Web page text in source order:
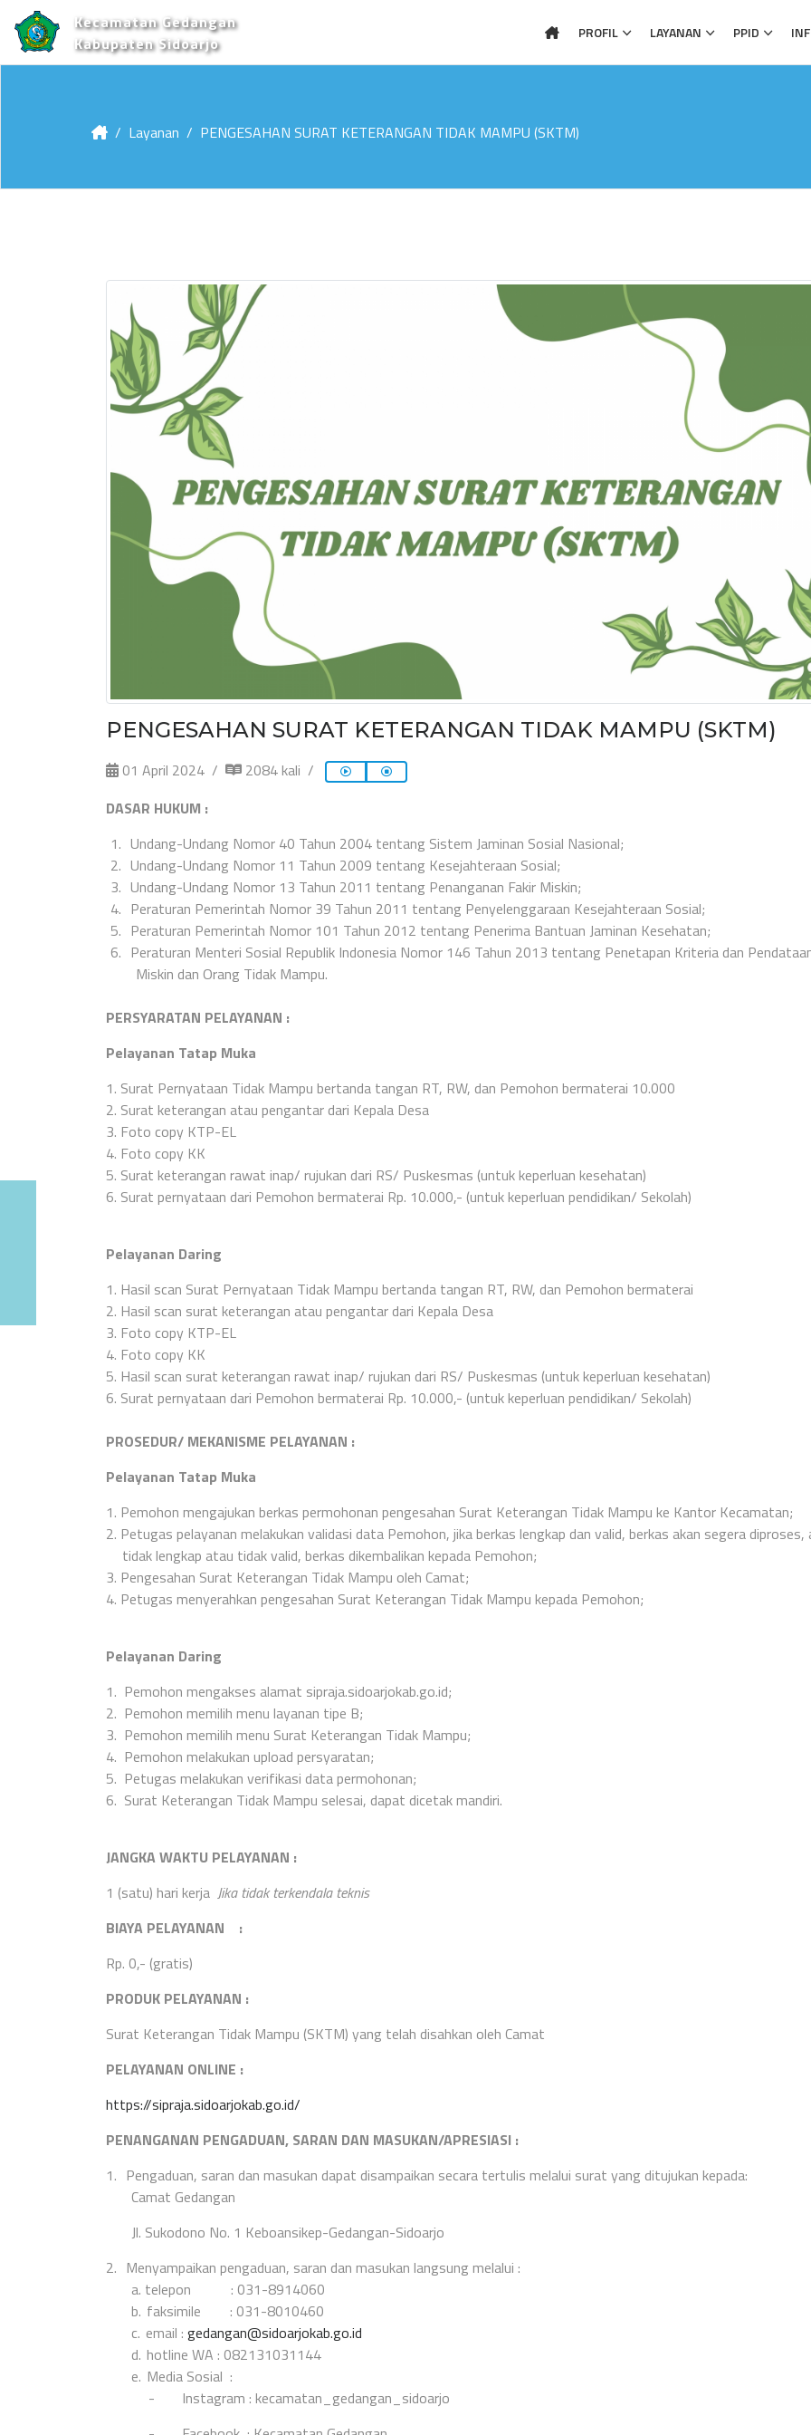
Kecamatan Gedangan
Kabupaten Sidoarjo
PROFIL LAYANAN PPID
Layanan PENGESAHAN SURAT KETERANGAN TIDAK MAMPU (SKTM)
PENGESAHAN SURAT KETERANGAN TIDAK MAMPU (SKTM)
01 April 2024
2084 kali
DASAR HUKUM :
1. Undang-Undang Nomor 40 Tahun 2004 tentang Sistem Jaminan Sosial Nasional;
2. Undang-Undang Nomor 11 Tahun 2009 tentang Kesejahteraan Sosial;
3. Undang-Undang Nomor 13 Tahun 2011 tentang Penanganan Fakir Miskin;
4. Peraturan Pemerintah Nomor 39 Tahun 2011 tentang Penyelenggaraan Kesejahteraan Sosial;
5. Peraturan Pemerintah Nomor 101 Tahun 2012 tentang Penerima Bantuan Jaminan Kesehatan;
6. Peraturan Menteri Sosial Republik Indonesia Nomor 146 Tahun 2013 tentang Penetapan Kriteria dan
Miskin dan Orang Tidak Mampu.
PERSYARATAN PELAYANAN :
Pelayanan Tatap Muka
1. Surat Pernyataan Tidak Mampu bertanda tangan RT, RW, dan Pemohon bermaterai 10.000
2. Surat keterangan atau pengantar dari Kepala Desa
3. Foto copy KTP-EL
4. Foto copy KK
5. Surat keterangan rawat inap/ rujukan dari RS/ Puskesmas (untuk keperluan kesehatan)
6. Surat pernyataan dari Pemohon bermaterai Rp. 10.000,- (untuk keperluan pendidikan/ Sekolah)
Pelayanan Daring
1. Hasil scan Surat Pernyataan Tidak Mampu bertanda tangan RT, RW, dan Pemohon bermaterai
2. Hasil scan surat keterangan atau pengantar dari Kepala Desa
3. Foto copy KTP-EL
4. Foto copy KK
5. Hasil scan surat keterangan rawat inap/ rujukan dari RS/ Puskesmas (untuk keperluan kesehatan)
6. Surat pernyataan dari Pemohon bermaterai Rp. 10.000,- (untuk keperluan pendidikan/ Sekolah)
PROSEDUR/ MEKANISME PELAYANAN :
Pelayanan Tatap Muka
1. Pemohon mengajukan berkas permohonan pengesahan Surat Keterangan Tidak Mampu ke Kantor Kecamatan;
2. Petugas pelayanan melakukan validasi data Pemohon, jika berkas lengkap dan valid, berkas akan segera diproses,
tidak lengkap atau tidak valid, berkas dikembalikan kepada Pemohon;
3. Pengesahan Surat Keterangan Tidak Mampu oleh Camat;
4. Petugas menyerahkan pengesahan Surat Keterangan Tidak Mampu kepada Pemohon;
Pelayanan Daring
1. Pemohon mengakses alamat sipraja.sidoarjokab.go.id;
2. Pemohon memilih menu layanan tipe B;
3. Pemohon memilih menu Surat Keterangan Tidak Mampu;
4. Pemohon melakukan upload persyaratan;
5. Petugas melakukan verifikasi data permohonan;
6. Surat Keterangan Tidak Mampu selesai, dapat dicetak mandiri.
JANGKA WAKTU PELAYANAN :
1 (satu) hari kerja Jika tidak terkendala teknis
BIAYA PELAYANAN :
Rp. 0,- (gratis)
PRODUK PELAYANAN :
Surat Keterangan Tidak Mampu (SKTM) yang telah disahkan oleh Camat
PELAYANAN ONLINE :
https://sipraja.sidoarjokab.go.id/
PENANGANAN PENGADUAN, SARAN DAN MASUKAN/APRESIASI :
1. Pengaduan, saran dan masukan dapat disampaikan secara tertulis melalui surat yang ditujukan kepada:
Camat Gedangan
Jl. Sukodono No. 1 Keboansikep-Gedangan-Sidoarjo
2. Menyampaikan pengaduan, saran dan masukan langsung melalui :
a. telepon : 031-8914060
b. faksimile : 031-8010460
c. email :gedangan@sidoarjokab.go.id
d. hotline WA : 082131031144
e. Media Sosial :
-
Instagram : kecamatan_gedangan_sidoarjo